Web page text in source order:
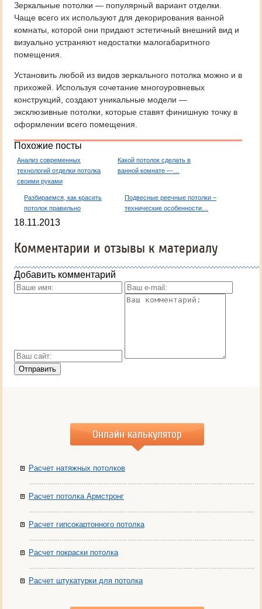
Зеркальные потолки — популярный вариант отделки.
Чаще всего их используют для декорирования ванной
комнаты, которой они придают эстетичный внешний вид и
визуально устраняют недостатки малогабаритного
помещения.
Установить любой из видов зеркального потолка можно и в
прихожей. Используя сочетание многоуровневых
конструкций, создают уникальные модели —
эксклюзивные потолки, которые ставят финишную точку в
оформлении всего помещения.
Похожие посты
Анализ современных
технологий отделки потолка
своими руками
Какой потолок сделать в
ванной комнате —…
Разбираемся, как красить
потолок правильно
Подвесные реечные потолки –
технические особенности…
18.11.2013
Комментарии и отзывы к материалу
Добавить комментарий
Онлайн калькулятор
Расчет натяжных потолков
Расчет потолка Армстронг
Расчет гипсокартонного потолка
Расчет покраски потолка
Расчет штукатурки для потолка